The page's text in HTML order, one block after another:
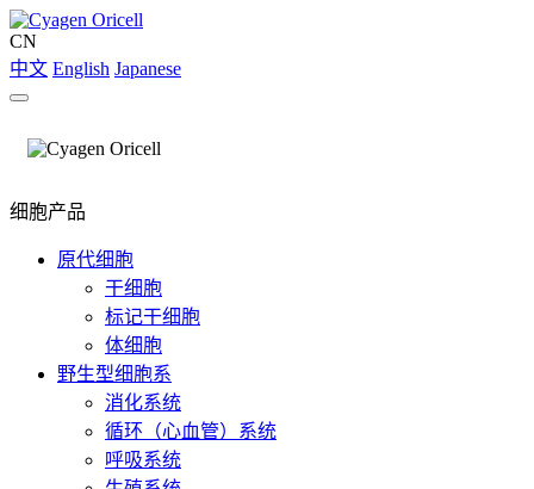
CN
中文 English Japanese
细胞产品
原代细胞
干细胞
标记干细胞
体细胞
野生型细胞系
消化系统
循环（心血管）系统
呼吸系统